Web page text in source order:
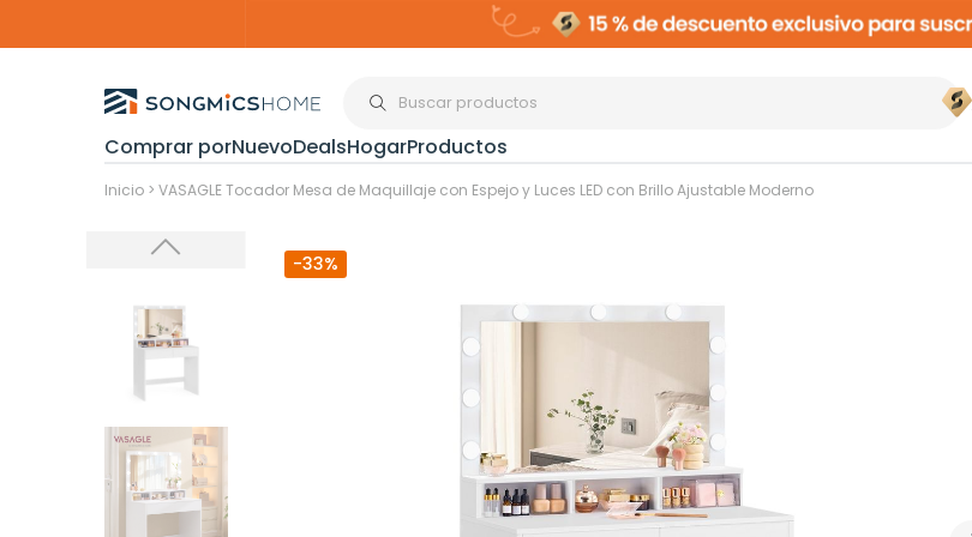
Comprar porNuevoDealsHogarProductos
Organización del hogar>
Cajas de
Maquillaje y
Joyería
Perchas
Inicio > VASAGLE Tocador Mesa de Maquillaje con Espejo y Luces LED con Brillo Ajustable Moderno
-33%